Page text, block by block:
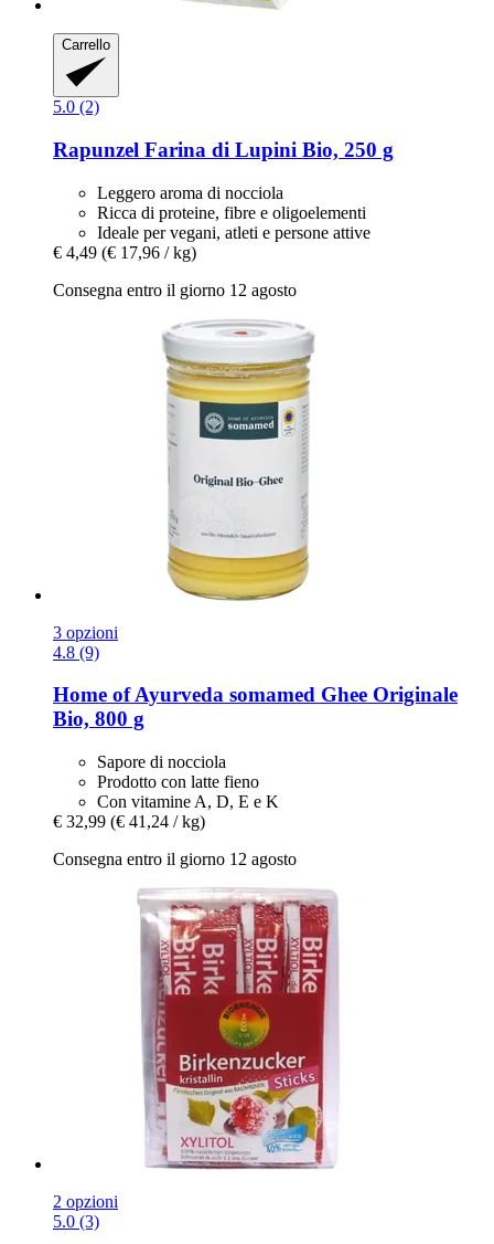
Carrello
5.0 (2)
Rapunzel Farina di Lupini Bio, 250 g
Leggero aroma di nocciola
Ricca di proteine, fibre e oligoelementi
Ideale per vegani, atleti e persone attive
€ 4,49 (€ 17,96 / kg)
Consegna entro il giorno 12 agosto
3 opzioni
4.8 (9)
Home of Ayurveda somamed Ghee Originale
Bio, 800 g
Sapore di nocciola
Prodotto con latte fieno
Con vitamine A, D, E e K
€ 32,99 (€ 41,24 / kg)
Consegna entro il giorno 12 agosto
2 opzioni
5.0 (3)